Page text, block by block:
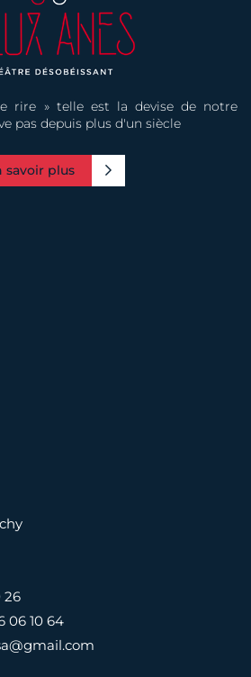
rire » telle est la devise de notre
pas depuis plus d'un siècle
savoir plus
26
06 10 64